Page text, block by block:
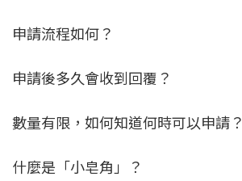
申請流程如何？
申請後多久會收到回覆？
數量有限，如何知道何時可以申請？
什麼是「小皂角」？